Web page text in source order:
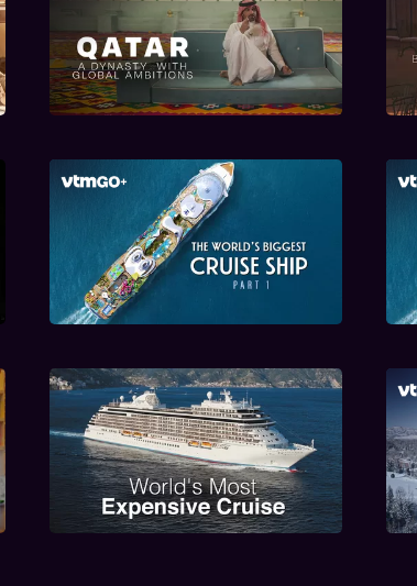
Qatar, a Dynasty with
Global Ambitions
Het grootste cruiseschip
ter wereld: deel 1
World's Most Expensive
Cruise